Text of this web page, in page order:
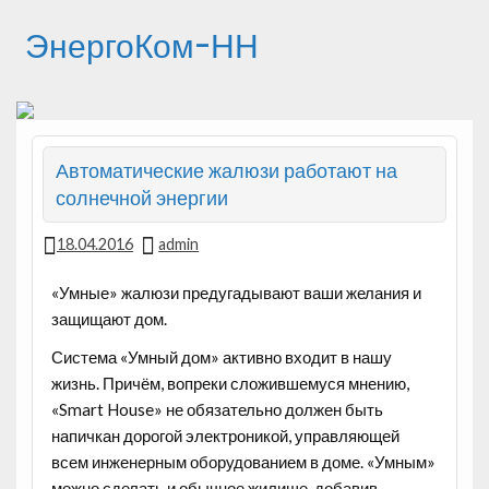
ЭнергоКом-НН
Автоматические жалюзи работают на
солнечной энергии
18.04.2016 admin
«Умные» жалюзи предугадывают ваши желания и
защищают дом.
Система «Умный дом» активно входит в нашу
жизнь. Причём, вопреки сложившемуся мнению,
«Smart House» не обязательно должен быть
напичкан дорогой электроникой, управляющей
всем инженернымоборудованием в доме. «Умным»